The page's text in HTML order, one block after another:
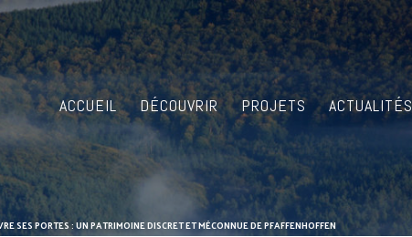
ACCUEIL DÉCOUVRIR PROJETS ACTUALITÉS
SES PORTES : UN PATRIMOINE DISCRET ET MÉCONNUE DE PFAFFENHOFFEN